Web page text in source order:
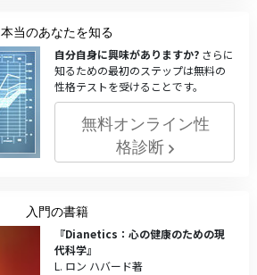
本当のあなたを知る
自分自身に興味がありますか? さらに
知るための最初のステップは無料の
性格テストを受けることです。
無料オンライン性
格診断
入門の書籍
『Dianetics：心の健康のための現
代科学』
L. ロン ハバード著